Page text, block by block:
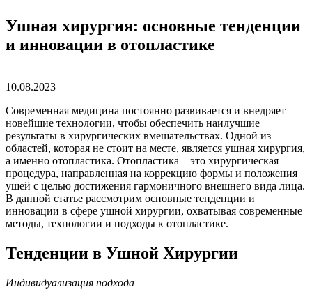
Ушная хирургия: основные тенденции
и инновации в отопластике
10.08.2023
Современная медицина постоянно развивается и внедряет
новейшие технологии, чтобы обеспечить наилучшие
результаты в хирургических вмешательствах. Одной из
областей, которая не стоит на месте, является ушная хирургия,
а именно отопластика. Отопластика – это хирургическая
процедура, направленная на коррекцию формы и положения
ушей с целью достижения гармоничного внешнего вида лица.
В данной статье рассмотрим основные тенденции и
инновации в сфере ушной хирургии, охватывая современные
методы, технологии и подходы к отопластике.
Тенденции в Ушной Хирургии
Индивидуализация подхода